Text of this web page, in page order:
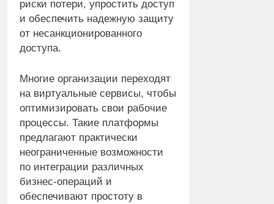
риски потери, упростить доступ
и обеспечить надежную защиту
от несанкционированного
доступа.
Многие организации переходят
на виртуальные сервисы, чтобы
оптимизировать свои рабочие
процессы. Такие платформы
предлагают практически
неограниченные возможности
по интеграции различных
бизнес-операций и
обеспечивают простоту в